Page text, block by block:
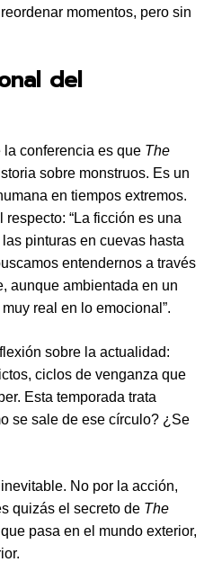
momentos, pero sin
del
conferencia es que The
sobre monstruos. Es un
en tiempos extremos.
“La ficción es una
pinturas en cuevas hasta
entendernos a través
aunque ambientada en un
real en lo emocional”.
sobre la actualidad:
ciclos de venganza que
Esta temporada trata
se sale de ese círculo? ¿Se
No por la acción,
quizás el secreto de The
pasa en el mundo exterior,